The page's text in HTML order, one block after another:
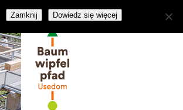
Zamknij Dowiedz się więcej